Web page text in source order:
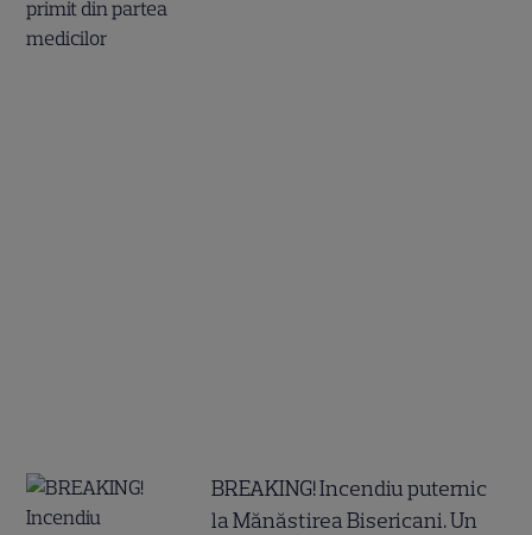
BREAKING! Incendiu puternic
la Mănăstirea Bisericani. Un